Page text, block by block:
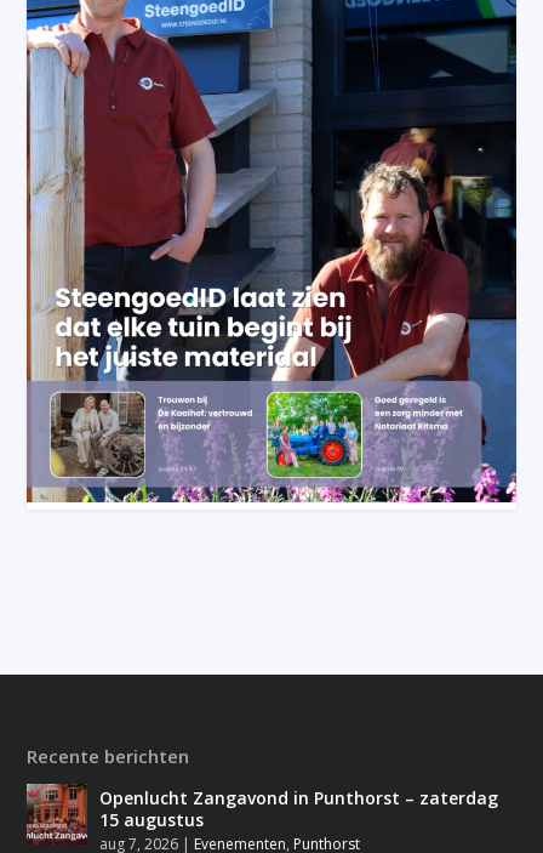
Recente berichten
Openlucht Zangavond in Punthorst – zaterdag
15 augustus
aug 7, 2026 | Evenementen, Punthorst